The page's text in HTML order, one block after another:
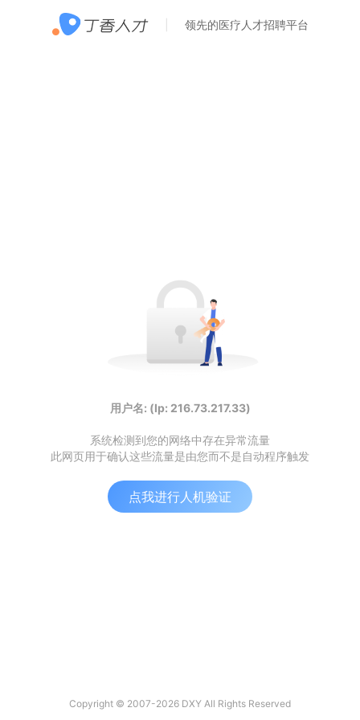
领先的医疗人才招聘平台
用户名: (Ip: 216.73.217.33)
系统检测到您的网络中存在异常流量
此网页用于确认这些流量是由您而不是自动程序触发
点我进行人机验证
Copyright © 2007-2026 DXY All Rights Reserved